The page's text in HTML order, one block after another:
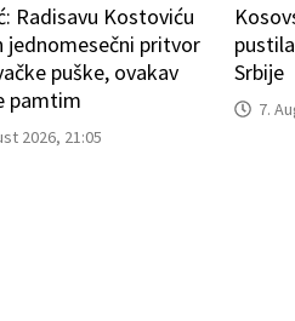
Radisavu Kostoviću
jednomesečni pritvor
puške, ovakav
pamtim
2026, 21:05
Srbije
7.